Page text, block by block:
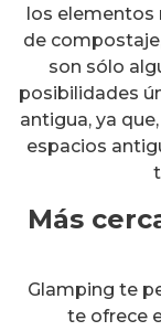
los elementos
de
son sólo
posibilidades
antigua, ya
espacios
Más
Glamping te
te ofrece